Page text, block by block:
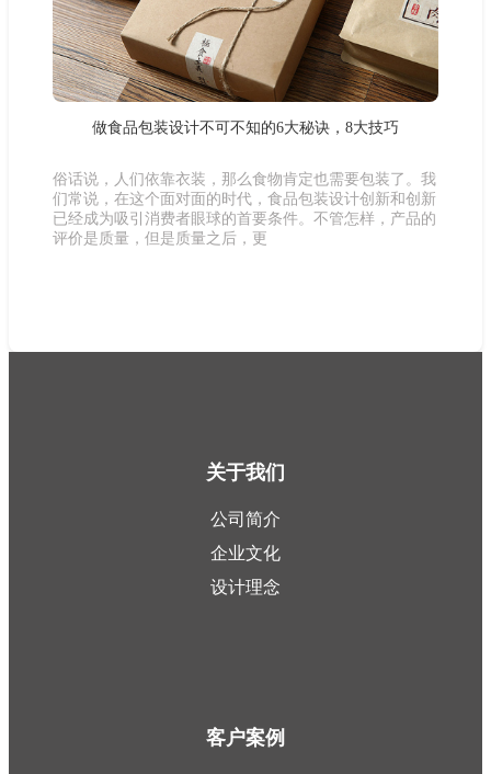
做食品包装设计不可不知的6大秘诀，8大技巧
俗话说，人们依靠衣装，那么食物肯定也需要包装了。我
们常说，在这个面对面的时代，食品包装设计创新和创新
已经成为吸引消费者眼球的首要条件。不管怎样，产品的
评价是质量，但是质量之后，更
关于我们
公司简介
企业文化
设计理念
客户案例